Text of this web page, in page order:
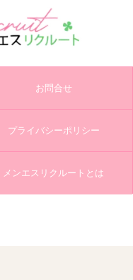
お問合せ
プライバシーポリシー
メンエスリクルートとは